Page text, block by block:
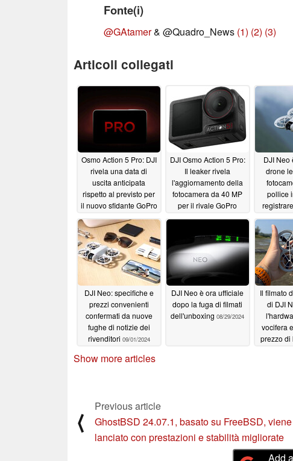
Fonte(i)
@GAtamer& @Quadro_News (1) (2) (3)
Articoli collegati
Osmo Action 5 Pro: DJI
rivela una data di
uscita anticipata
rispetto al previsto per
il nuovo sfidante GoPro
09/13/2024
DJI Osmo Action 5 Pro:
Il leaker rivela
l'aggiornamento della
fotocamera da 40 MP
per il rivale GoPro
competitivo09/07/2024
DJI Neo
drone
pollice
09/
DJI Neo: specifiche e
prezzi convenienti
confermati da nuove
fughe di notizie dei
rivenditori 09/01/2024
DJI Neo è ora ufficiale
dopo la fuga di filmati
dell'unboxing 08/29/2024
Il filmato
di DJI
vocifera
prezzo di
Show more articles
⟨
Previous article
GhostBSD 24.07.1, basato su FreeBSD, viene
lanciato con prestazioni e stabilità migliorate
Add